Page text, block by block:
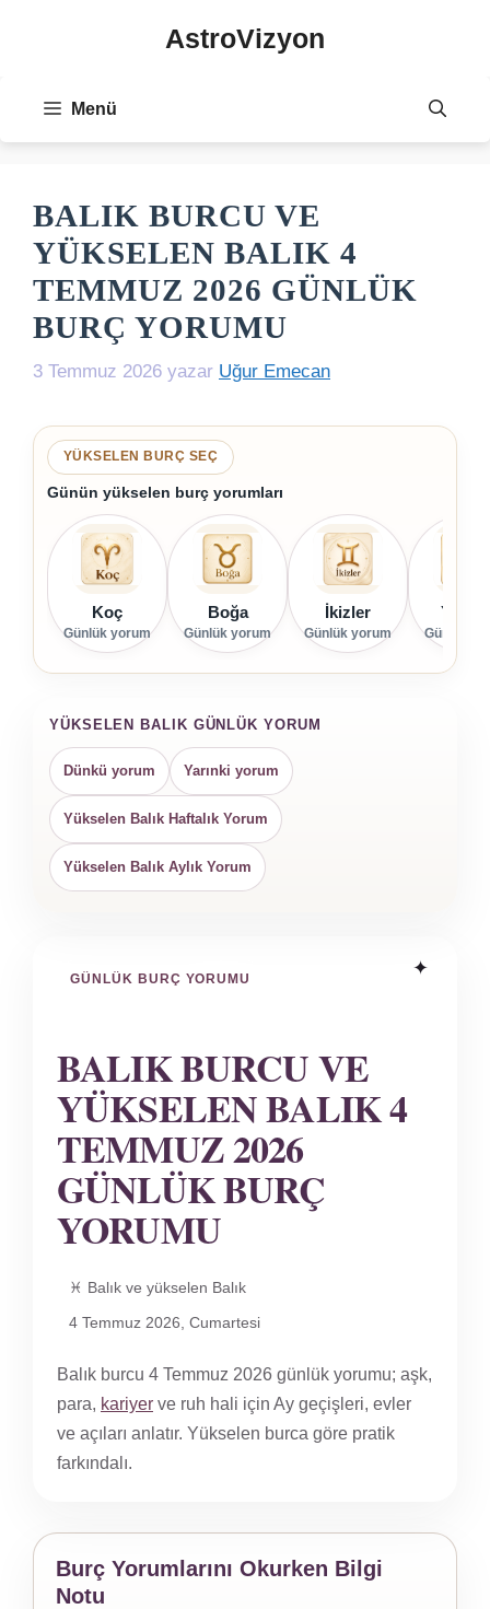
AstroVizyon
Menü
BALIK BURCU VE
YÜKSELEN BALIK 4
TEMMUZ 2026 GÜNLÜK
BURÇ YORUMU
3 Temmuz 2026 yazar Uğur Emecan
YÜKSELEN BURÇ SEÇ
Günün yükselen burç yorumları
Koç
Günlük yorum
Boğa
Günlük yorum
İkizler
Günlük yorum Günlük
YÜKSELEN BALIK GÜNLÜK YORUM
Dünkü yorum Yarınki yorum
Yükselen Balık Haftalık Yorum
Yükselen Balık Aylık Yorum
GÜNLÜK BURÇ YORUMU
BALIK BURCU VE
YÜKSELEN BALIK 4
TEMMUZ 2026
GÜNLÜK BURÇ
YORUMU
♓ Balık ve yükselen Balık
4 Temmuz 2026, Cumartesi
Balık burcu 4 Temmuz 2026 günlük yorumu; aşk,
para, kariyer ve ruh hali için Ay geçişleri, evler
ve açıları anlatır. Yükselen burca göre pratik
farkındalı.
Burç Yorumlarını Okurken Bilgi
Notu